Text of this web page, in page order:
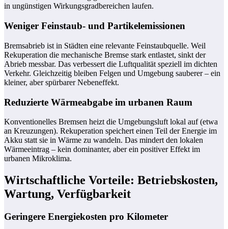
in ungünstigen Wirkungsgradbereichen laufen.
Weniger Feinstaub- und Partikelemissionen
Bremsabrieb ist in Städten eine relevante Feinstaubquelle. Weil
Rekuperation die mechanische Bremse stark entlastet, sinkt der
Abrieb messbar. Das verbessert die Luftqualität speziell im dichten
Verkehr. Gleichzeitig bleiben Felgen und Umgebung sauberer – ein
kleiner, aber spürbarer Nebeneffekt.
Reduzierte Wärmeabgabe im urbanen Raum
Konventionelles Bremsen heizt die Umgebungsluft lokal auf (etwa
an Kreuzungen). Rekuperation speichert einen Teil der Energie im
Akku statt sie in Wärme zu wandeln. Das mindert den lokalen
Wärmeeintrag – kein dominanter, aber ein positiver Effekt im
urbanen Mikroklima.
Wirtschaftliche Vorteile: Betriebskosten,
Wartung, Verfügbarkeit
Geringere Energiekosten pro Kilometer